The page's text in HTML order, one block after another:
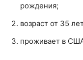
рождения;
возраст от 35
проживает в